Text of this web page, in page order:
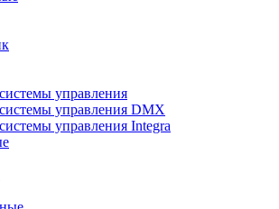
управления
управления DMX
управления Integra